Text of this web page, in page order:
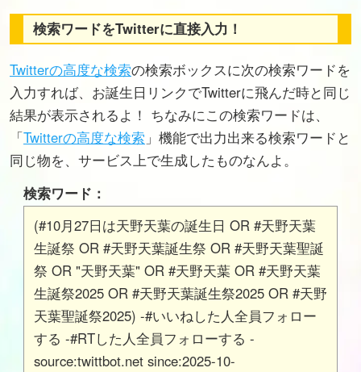
検索ワードをTwitterに直接入力！
Twitterの高度な検索の検索ボックスに次の検索ワードを
入力すれば、お誕生日リンクでTwitterに飛んだ時と同じ
結果が表示されるよ！ ちなみにこの検索ワードは、
「Twitterの高度な検索 」機能で出力出来る検索ワードと
同じ物を、サービス上で生成したものなんよ。
検索ワード：
(#10月27日は天野天葉の誕生日 OR #天野天葉
生誕祭 OR #天野天葉誕生祭 OR #天野天葉聖誕
祭 OR "天野天葉" OR #天野天葉 OR #天野天葉
生誕祭2025 OR #天野天葉誕生祭2025 OR #天野
天葉聖誕祭2025) -#いいねした人全員フォロー
する -#RTした人全員フォローする -
source:twittbot.net since:2025-10-